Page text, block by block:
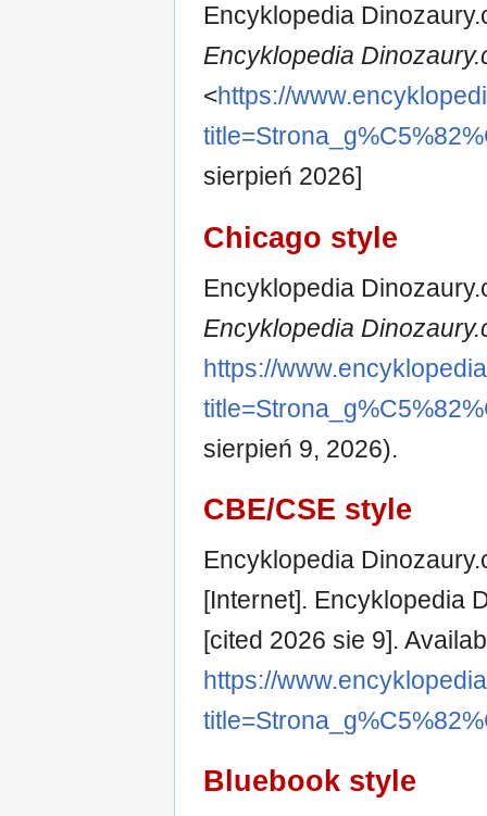
Encyklopedia
Encyklopedia
<https://
sierpień 2026]
Chicago style
Encyklopedia
Encyklopedia
https://
sierpień 9, 2026).
CBE/CSE style
Encyklopedia
[Internet]. Encyklopedia
[cited 2026 sie 9].
https://
Bluebook style